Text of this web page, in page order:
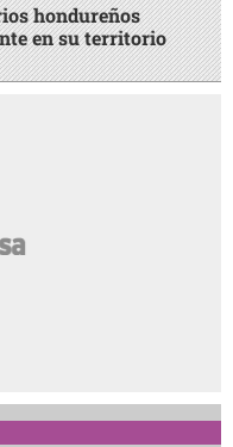
hondureños
en su territorio